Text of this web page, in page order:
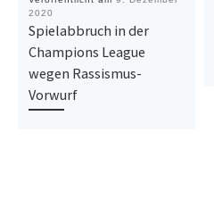
2020
Spielabbruch in der
Champions League
wegen Rassismus-
Vorwurf